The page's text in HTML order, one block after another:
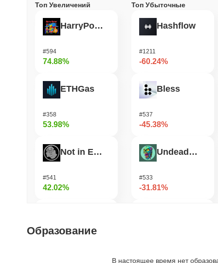
Топ Увеличений
HarryPotterObamaSonic10Inu (ETH)
#594
74.88%
ETHGas
#358
53.98%
Not in Employment, Education, or Training
#541
42.02%
Топ Убыточные
Hashflow
#1211
-60.24%
Bless
#537
-45.38%
Undeads Games
#533
-31.81%
Образование
В настоящее время нет